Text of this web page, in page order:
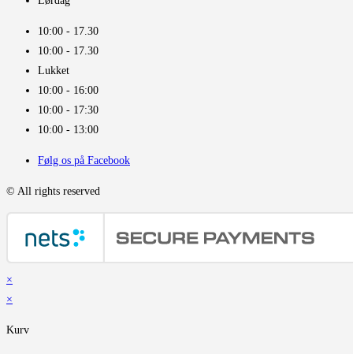
10:00 - 17.30​
10:00 - 17.30​
Lukket
10:00 - 16:00​
10:00 - 17:30
10:00 - 13:00
Følg os på Facebook
© All rights reserved
×
×
Kurv